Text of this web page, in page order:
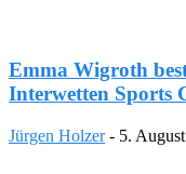
Emma Wigroth
Interwetten Sports
Jürgen Holzer - 5.